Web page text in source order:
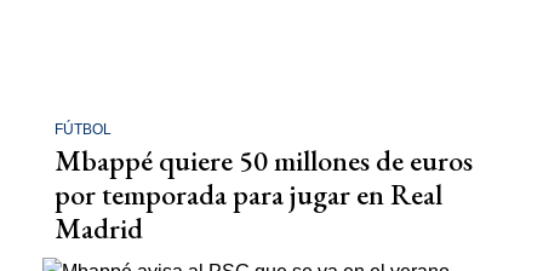
FÚTBOL
Mbappé quiere 50 millones de euros
por temporada para jugar en Real
Madrid